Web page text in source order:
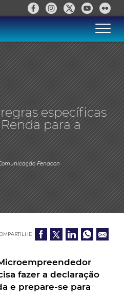
específicas
para a
Fenacon
fazer a declaração
e prepare-se para